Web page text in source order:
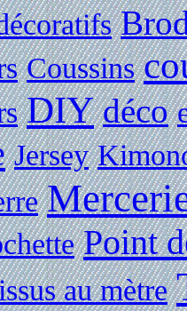
Coussins
DIY déco
Jersey
Point
au mètre